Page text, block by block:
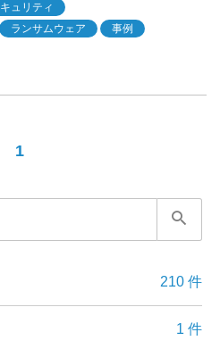
ュリティ
ランサムウェア 事例
1
210 件
1 件